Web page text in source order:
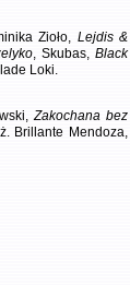
Zioło, Lejdis &
, Skubas,Black
Loki.
Zakochana bez
Brillante Mendoza,